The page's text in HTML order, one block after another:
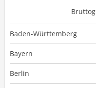
Baden-Württemberg
Bayern
Berlin